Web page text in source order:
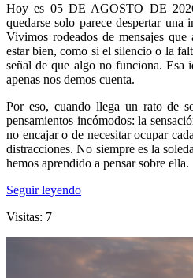
Hoy es 05 DE AGOSTO DE
quedarse solo parece despertar
Vivimos rodeados de mensajes que
estar bien, como si el silencio o la
señal de que algo no funciona. Esa
apenas nos demos cuenta.
Por eso, cuando llega un rato de
pensamientos incómodos: la
no encajar o de necesitar ocupar
distracciones. No siempre es la
hemos aprendido a pensar sobre ella.
Seguir leyendo
Visitas: 7